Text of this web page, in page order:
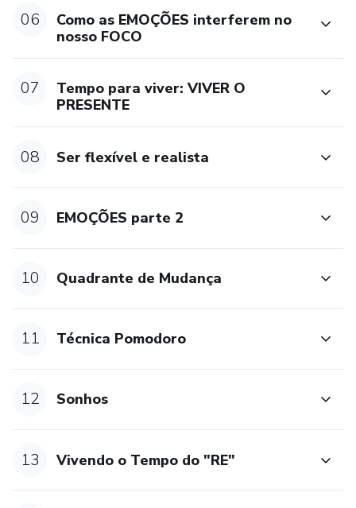
06
Como as EMOÇÕES interferem no
nosso FOCO
07
Tempo para viver: VIVER O
PRESENTE
08 Ser flexível e realista
09 EMOÇÕES parte 2
10 Quadrante de Mudança
11 Técnica Pomodoro
12 Sonhos
13 Vivendo o Tempo do "RE"